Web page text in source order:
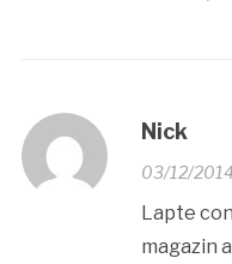
Nick
03/12/
Lapte
magazin